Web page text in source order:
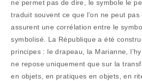
ne permet pas de dire, le symbole le
traduit souvent ce que l’on ne peut
assurent une corrélation entre le
symbolisé. La République a été
principes : le drapeau, la Marianne,
ne repose uniquement que sur la
en objets, en pratiques en objets, en